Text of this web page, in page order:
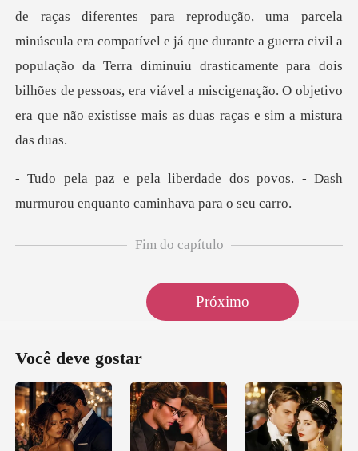
de raças diferentes para reprodução, uma parcela
minúscula era compatível e já que durante a guerra civil a
popula
dos povos. - Dash
murmurou enqu
Fim do capítulo
Próximo
Você deve gostar